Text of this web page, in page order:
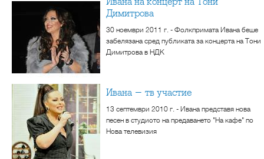
Димитрова
30 ноември 2011 г. - Фолкпримата Ивана беше
забелязана сред публиката за концерта на Тони
Димитрова в НДК
Ивана - тв участие
13 септември 2010 г. - Ивана представя нова
песен в студиото на предаването "На кафе" по
Нова телевизия